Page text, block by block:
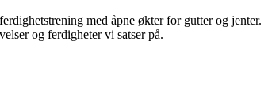
med åpne økter for gutter og jenter.
og ferdigheter vi satser på.